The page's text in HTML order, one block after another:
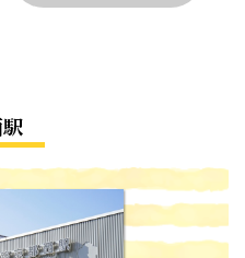
とに最適なサービスを提
で最適な広告を表示するこ
います。Cookieの使用に
を選択してください。詳
をご確認ください。
同意する